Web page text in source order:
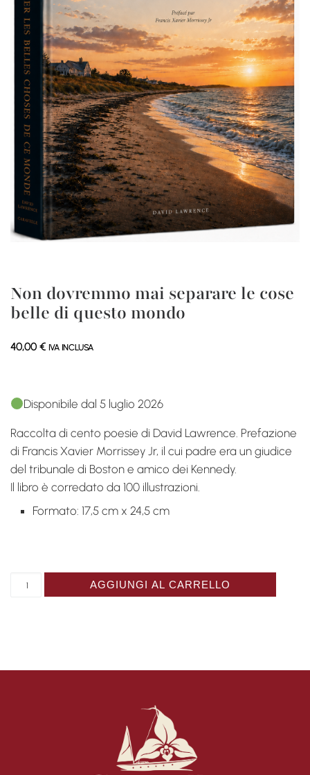
Non dovremmo mai separare le cose
belle di questo mondo
40,00 € IVA INCLUSA
Disponibile dal 5 luglio 2026
Raccolta di cento poesie di David Lawrence. Prefazione
di Francis Xavier Morrissey Jr, il cui padre era un giudice
del tribunale di Boston e amico dei Kennedy.
Il libro è corredato da 100 illustrazioni.
Formato: 17,5 cm x 24,5 cm
AGGIUNGI AL CARRELLO